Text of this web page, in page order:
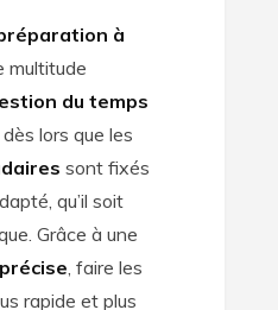
à
multitude
du temps
lors que les
sont fixés
qu’il soit
Grâce à une
, faire les
rapide et plus